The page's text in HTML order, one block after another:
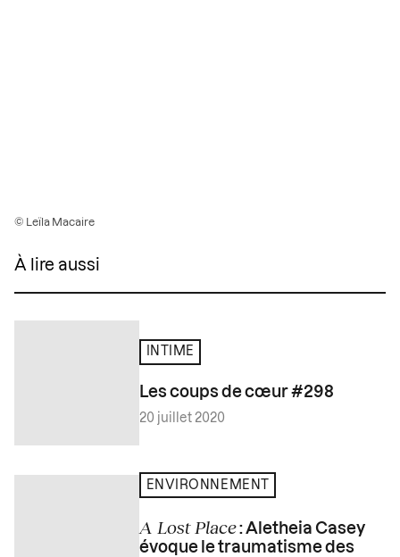
© Leïla Macaire
À lire aussi
INTIME
Les coups de cœur #298
20 juillet 2020
ENVIRONNEMENT
A Lost Place: Aletheia Casey
évoque le traumatisme des